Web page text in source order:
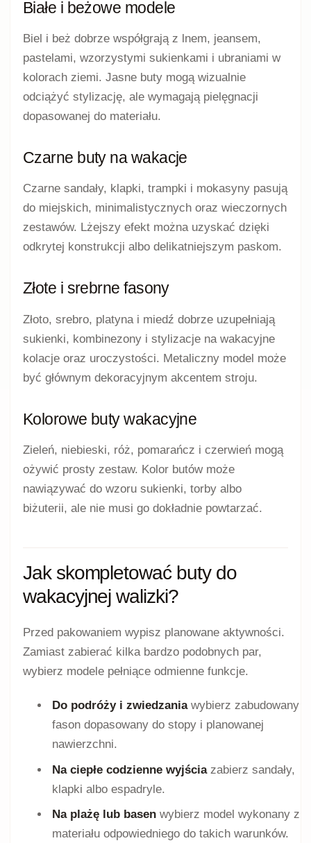
Białe i beżowe modele
Biel i beż dobrze współgrają z lnem, jeansem,
pastelami, wzorzystymi sukienkami i ubraniami w
kolorach ziemi. Jasne buty mogą wizualnie
odciążyć stylizację, ale wymagają pielęgnacji
dopasowanej do materiału.
Czarne buty na wakacje
Czarne sandały, klapki, trampki i mokasyny pasują
do miejskich, minimalistycznych oraz wieczornych
zestawów. Lżejszy efekt można uzyskać dzięki
odkrytej konstrukcji albo delikatniejszym paskom.
Złote i srebrne fasony
Złoto, srebro, platyna i miedź dobrze uzupełniają
sukienki, kombinezony i stylizacje na wakacyjne
kolacje oraz uroczystości. Metaliczny model może
być głównym dekoracyjnym akcentem stroju.
Kolorowe buty wakacyjne
Zieleń, niebieski, róż, pomarańcz i czerwień mogą
ożywić prosty zestaw. Kolor butów może
nawiązywać do wzoru sukienki, torby albo
biżuterii, ale nie musi go dokładnie powtarzać.
Jak skompletować buty do
wakacyjnej walizki?
Przed pakowaniem wypisz planowane aktywności.
Zamiast zabierać kilka bardzo podobnych par,
wybierz modele pełniące odmienne funkcje.
Do podróży i zwiedzaniawybierz zabudowany
fason dopasowany do stopy i planowanej
nawierzchni.
Na ciepłe codzienne wyjściazabierz sandały,
klapki albo espadryle.
Na plażę lub basen wybierz model wykonany z
materiału odpowiedniego do takich warunków.